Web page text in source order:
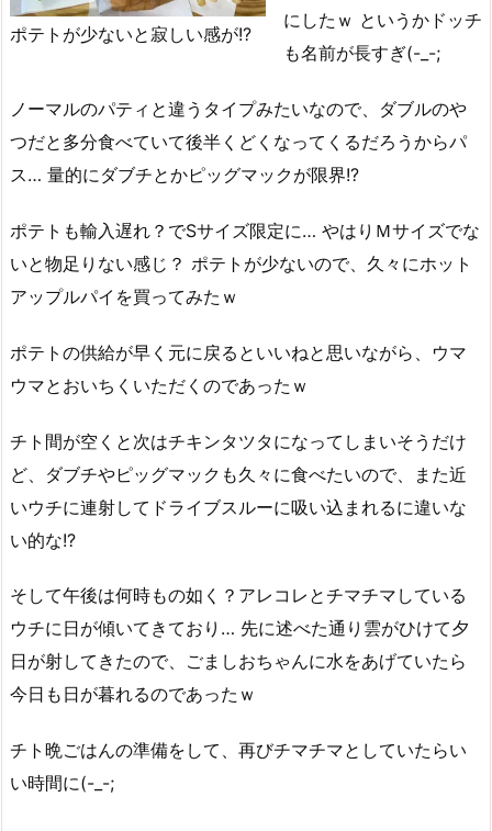
ポテトが少ないと寂しい感が!?
にしたｗ というかドッチ
も名前が長すぎ(-_-;
ノーマルのパティと違うタイプみたいなので、ダブルのや
つだと多分食べていて後半くどくなってくるだろうからパ
ス… 量的にダブチとかピッグマックが限界!?
ポテトも輸入遅れ？でSサイズ限定に… やはりＭサイズでな
いと物足りない感じ？ ポテトが少ないので、久々にホット
アップルパイを買ってみたｗ
ポテトの供給が早く元に戻るといいねと思いながら、ウマ
ウマとおいちくいただくのであったｗ
チト間が空くと次はチキンタツタになってしまいそうだけ
ど、ダブチやピッグマックも久々に食べたいので、また近
いウチに連射してドライブスルーに吸い込まれるに違いな
い的な!?
そして午後は何時もの如く？アレコレとチマチマしている
ウチに日が傾いてきており… 先に述べた通り雲がひけて夕
日が射してきたので、ごましおちゃんに水をあげていたら
今日も日が暮れるのであったｗ
チト晩ごはんの準備をして、再びチマチマとしていたらい
い時間に(-_-;